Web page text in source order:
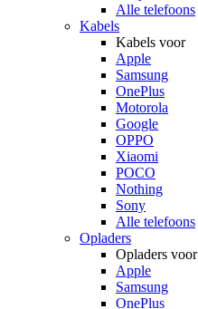
Alle telefoons
Kabels
Kabels voor
Apple
Samsung
OnePlus
Motorola
Google
OPPO
Xiaomi
POCO
Nothing
Sony
Alle telefoons
Opladers
Opladers voor
Apple
Samsung
OnePlus